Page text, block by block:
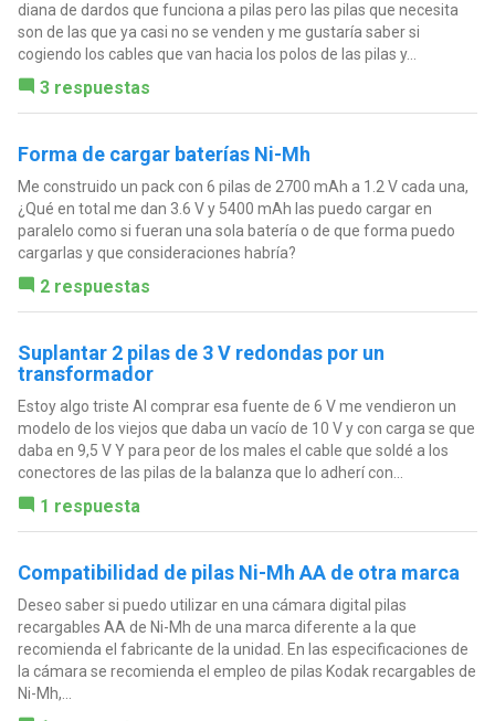
diana de dardos que funciona a pilas pero las pilas que necesita
son de las que ya casi no se venden y me gustaría saber si
cogiendo los cables que van hacia los polos de las pilas y...
3 respuestas
Forma de cargar baterías Ni-Mh
Me construido un pack con 6 pilas de 2700 mAh a 1.2 V cada una,
¿Qué en total me dan 3.6 V y 5400 mAh las puedo cargar en
paralelo como si fueran una sola batería o de que forma puedo
cargarlas y que consideraciones habría?
2 respuestas
Suplantar 2 pilas de 3 V redondas por un
transformador
Estoy algo triste Al comprar esa fuente de 6 V me vendieron un
modelo de los viejos que daba un vacío de 10 V y con carga se que
daba en 9,5 V Y para peor de los males el cable que soldé a los
conectores de las pilas de la balanza que lo adherí con...
1 respuesta
Compatibilidad de pilas Ni-Mh AA de otra marca
Deseo saber si puedo utilizar en una cámara digital pilas
recargables AA de Ni-Mh de una marca diferente a la que
recomienda el fabricante de la unidad. En las especificaciones de
la cámara se recomienda el empleo de pilas Kodak recargables de
Ni-Mh,...